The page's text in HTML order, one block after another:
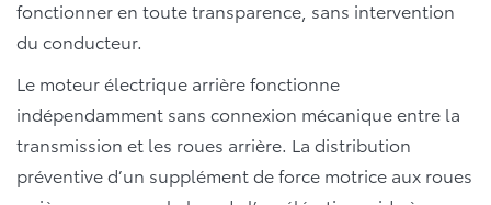
fonctionner en toute transparence, sans intervention
du conducteur.
Le moteur électrique arrière fonctionne
indépendamment sans connexion mécanique entre la
transmission et les roues arrière. La distribution
préventive d’un supplément de force motrice aux roues